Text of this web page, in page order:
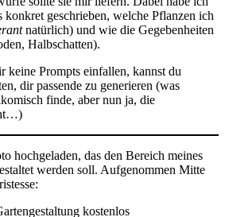
geschrieben, welche Pflanzen ich
natürlich) und wie die Gegebenheiten
Halbschatten).
keine Prompts einfallen, kannst du
dir passende zu generieren (was
finde, aber nun ja, die
hochgeladen, das den Bereich meines
werden soll. Aufgenommen Mitte